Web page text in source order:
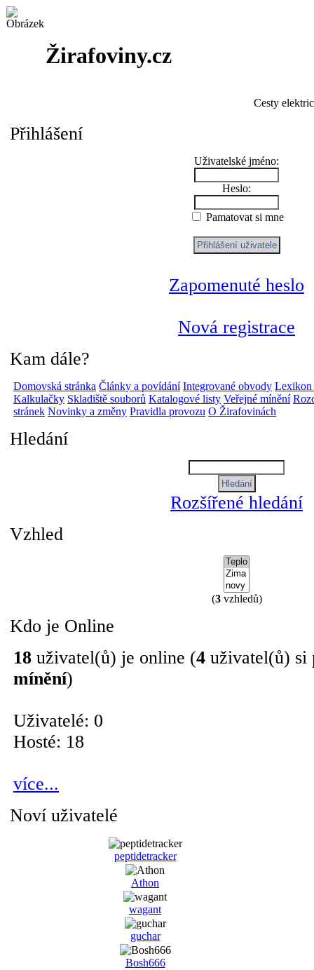
Žirafoviny.cz
Cesty
Přihlášení
Uživatelské jméno:
Heslo:
Pamatovat si mne
Zapomenuté heslo
Nová registrace
Kam dále?
Domovská stránka Články a povídání Integrované obvody Lexikon
Kalkulačky Skladiště souborů Katalogové listy Veřejné mínění
stránek Novinky a změny Pravidla provozu O Žirafovinách
Hledání
Rozšířené hledání
Vzhled
(3vzhledů)
Kdo je Online
18 uživatel(ů) je online (4 uživatel(ů)
mínění)
Uživatelé: 0
Hosté: 18
více...
Noví uživatelé
peptidetracker
Athon
wagant
guchar
Bosh666